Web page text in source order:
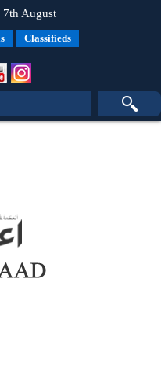
7th August
Classifieds